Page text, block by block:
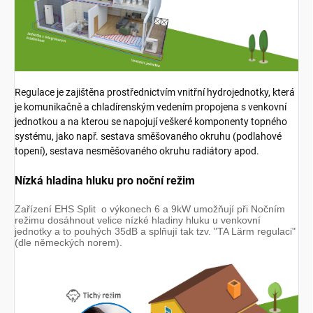
Regulace je zajištěna prostřednictvím vnitřní hydrojednotky, která
je komunikačně a chladírenským vedením propojena s venkovní
jednotkou a na kterou se napojují veškeré komponenty topného
systému, jako např. sestava směšovaného okruhu (podlahové
topení), sestava nesměšovaného okruhu radiátory apod.
Nízká hladina hluku pro noční režim
Zařízení EHS Split o výkonech 6 a 9kW umožňují při Nočním
režimu dosáhnout velice nízké hladiny hluku u venkovní
jednotky a to pouhých 35dB a splňují tak tzv. "TA Lärm regulaci"
(dle německých norem).